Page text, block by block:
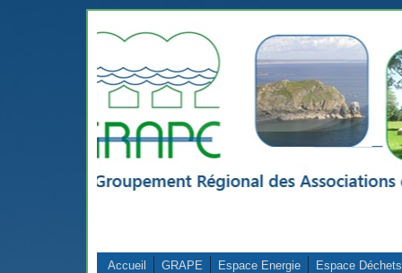
Accueil GRAPE Espace Energie
Espace Déchets